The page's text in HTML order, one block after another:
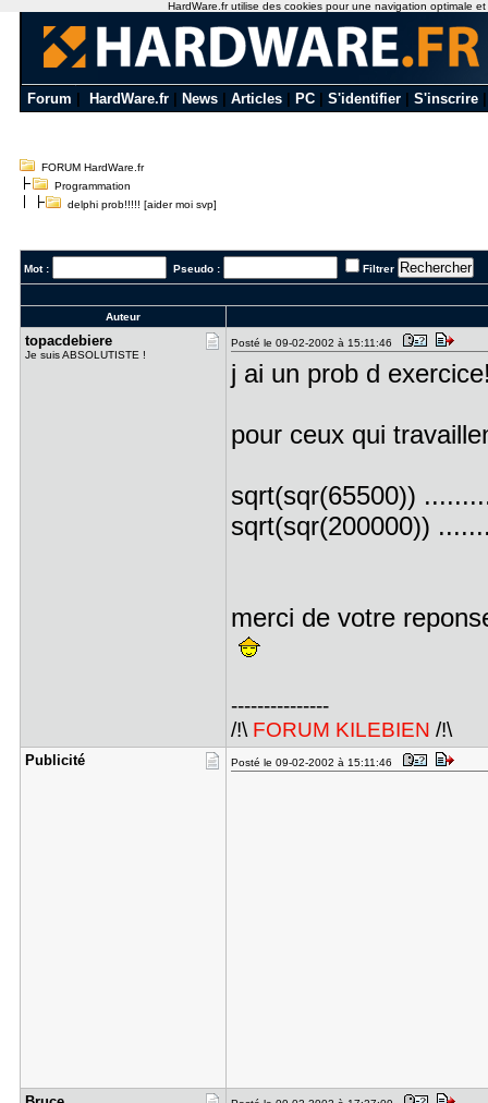
Forum HardWare.fr News Articles PC S'identifier S'inscrire
FORUM HardWare.fr
Programmation
delphi prob!!!!! [aider moi svp]
Mot : Pseudo : Filtrer
Auteur
topacdebie​re
Je suis ABSOLUTISTE !
Posté le 09-02-2002 à 15:11:46
j ai un prob d
pour ceux qui
sqrt(sqr(65500))
sqrt(sqr(200000))
merci de votre
---------------
/!\ FORUM KILEBIEN /!\
Publicité Posté le 09-02-2002 à 15:11:46
HardWare.fr utilise des cookies pour une navigation optimale